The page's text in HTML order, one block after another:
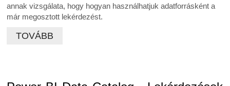
annak vizsgálata, hogy hogyan használhatjuk adatforrásként a
már megosztott lekérdezést.
TOVÁBB